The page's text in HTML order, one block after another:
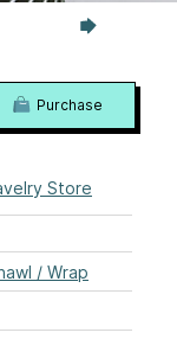
Store
/ Wrap
Purchase